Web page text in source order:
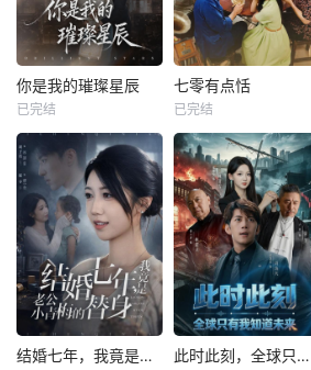
你是我的璀璨星辰
已完结
七零有点恬
已完结
结婚七年，我竟是老公小青梅的替身 此时此刻，全球只有我知道未来